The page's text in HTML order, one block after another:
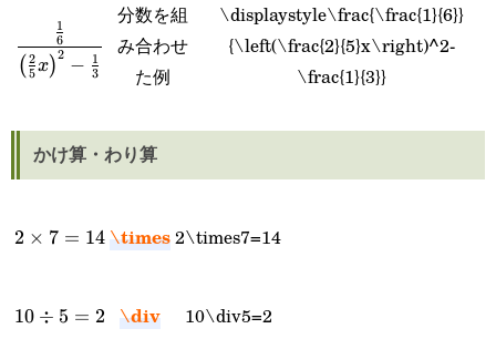
\displaystyle\frac{\frac{1}
{6}}{\left(\frac{2}
{3}}
( 5
2x)2 − 3
1
6
1
分数を組
み合わせ
た例
\displaystyle\frac{\frac{1}{6}}
{\left(\frac{2}{5}x\right)^2-
\frac{1}{3}}
かけ算・わり算
2\times7=14
2 × 7 = 14 \times2\times7=14
10\div5=2
10 ÷ 5 = 2 \div 10\div5=2